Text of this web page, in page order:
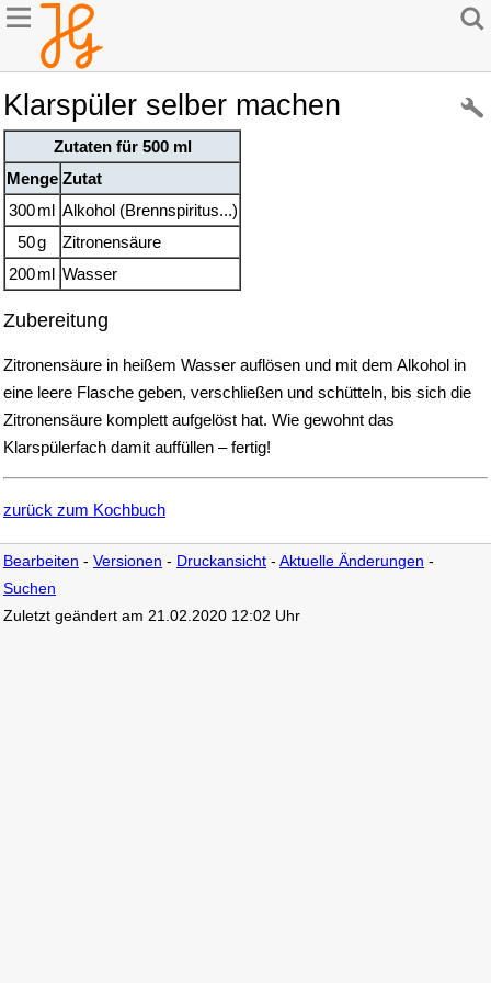
Klarspüler selber machen
Zutaten für 500 ml
Menge Zutat
300ml Alkohol (Brennspiritus...)
50g
Zitronensäure
200ml Wasser
Zubereitung
Zitronensäure in heißem Wasser auflösen und mit dem Alkohol in
eine leere Flasche geben, verschließen und schütteln, bis sich die
Zitronensäure komplett aufgelöst hat. Wie gewohnt das
Klarspülerfach damit auffüllen – fertig!
zurück zum Kochbuch
Bearbeiten - Versionen - Druckansicht - Aktuelle Änderungen -
Suchen
Zuletzt geändert am 21.02.2020 12:02 Uhr